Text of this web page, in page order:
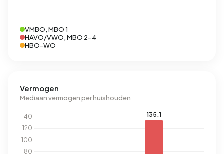
VMBO, MBO 1
HAVO/VWO, MBO 2-4
HBO-WO
Vermogen
Mediaan vermogen per huishouden